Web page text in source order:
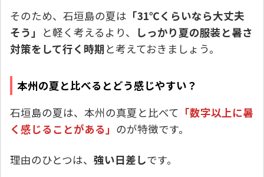
そのため、石垣島の夏は 「31℃くらいなら大丈夫
そう」 と軽く考えるより、 しっかり夏の服装と暑さ
対策をして行く時期と考えておきましょう。
本州の夏と比べるとどう感じやすい？
石垣島の夏は、本州の真夏と比べて 「数字以上に暑
く感じることがある」 のが特徴です。
理由のひとつは、 強い日差しです。